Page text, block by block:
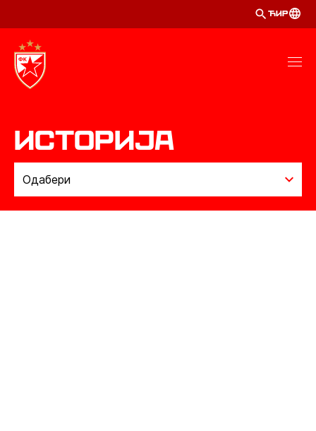
ЋИР
историја
Одабери
ИСТОРИЈА